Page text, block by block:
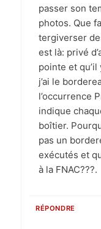
passer son
photos. Que
tergiverser
est là: privé
pointe et
j’ai le
l’occurrence
indique
boîtier.
pas un
exécutés et
à la FNAC???.
RÉPONDRE